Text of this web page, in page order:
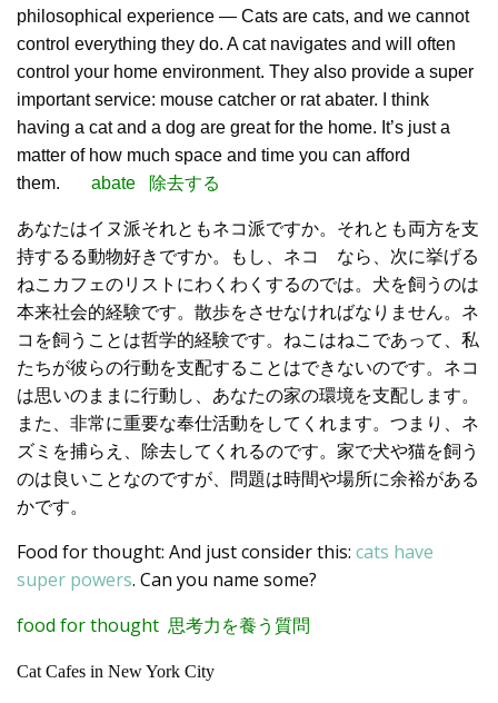
philosophical experience — Cats are cats, and we cannot
control everything they do. A cat navigates and will often
control your home environment. They also provide a super
important service: mouse catcher or rat abater. I think
having a cat and a dog are great for the home. It’s just a
matter of how much space and time you can afford
them. abate 除去する
あなたはイヌ派それともネコ派ですか。それとも両方を支
持するる動物好きですか。もし、ネコ なら、次に挙げる
ねこカフェのリストにわくわくするのでは。犬を飼うのは
本来社会的経験です。散歩をさせなければなりません。ネ
コを飼うことは哲学的経験です。ねこはねこであって、私
たちが彼らの行動を支配することはできないのです。ネコ
は思いのままに行動し、あなたの家の環境を支配します。
また、非常に重要な奉仕活動をしてくれます。つまり、ネ
ズミを捕らえ、除去してくれるのです。家で犬や猫を飼う
のは良いことなのですが、問題は時間や場所に余裕がある
かです。
Food for thought: And just consider this: cats have
super powers. Can you name some?
food for thought 思考力を養う質問
Cat Cafes in New York City